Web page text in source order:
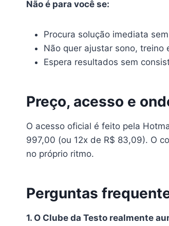
Não é para você se:
Procura solução imediata
Não quer ajustar sono, treino
Espera resultados sem
Preço, acesso e
O acesso oficial é feito pela
997,00 (ou 12x de R$ 83,09). O
no próprio ritmo.
Perguntas
1. O Clube da Testo realmente